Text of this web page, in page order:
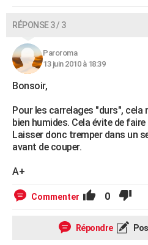
RÉPONSE 3 / 3
Paroroma
13 juin 2010 à 18:39
Bonsoir,
Pour les carrelages "durs", cela
bien humides. Cela évite de
Laisser donc tremper dans un
avant de couper.
A+
Commenter 0
Répondre